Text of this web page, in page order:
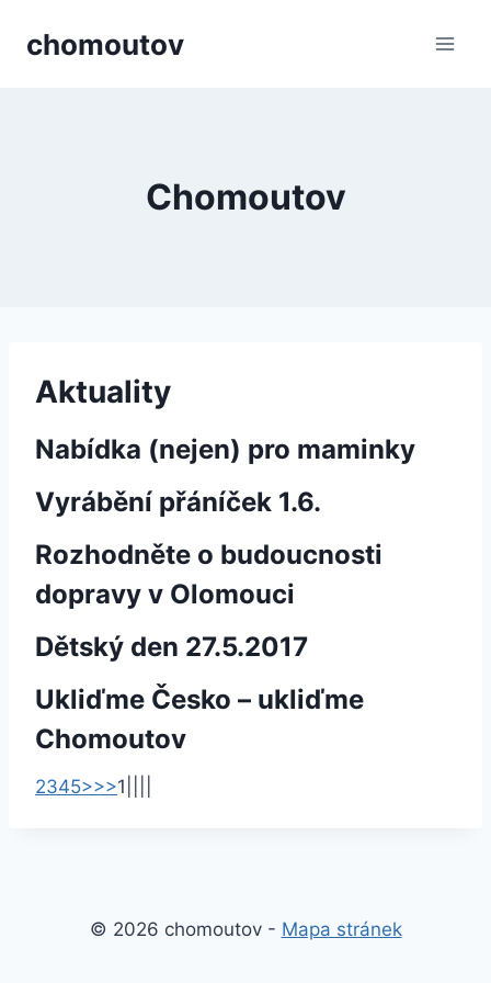
chomoutov
Chomoutov
Aktuality
Nabídka (nejen) pro maminky
Vyrábění přáníček 1.6.
Rozhodněte o budoucnosti
dopravy v Olomouci
Dětský den 27.5.2017
Ukliďme Česko – ukliďme
Chomoutov
2345>>>1
© 2026 chomoutov - Mapa stránek